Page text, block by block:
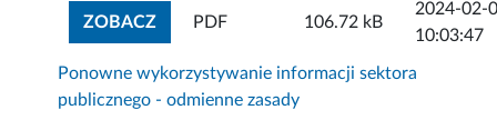
ZOBACZZOBACZ ZAŁĄCZNIK
PDF 106.72 kB
2024-02-
10:03:47
Ponowne wykorzystywanie informacji sektora
publicznego - odmienne zasady